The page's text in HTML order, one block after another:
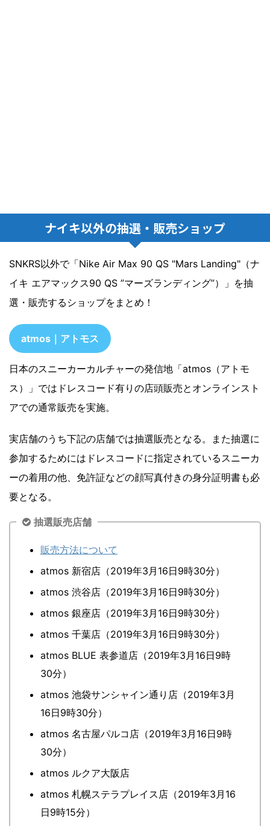
ナイキ以外の抽選・販売ショップ
SNKRS以外で「Nike Air Max 90 QS "Mars Landing"（ナ
イキ エアマックス90 QS ”マーズランディング”）」を抽
選・販売するショップをまとめ！
atmos｜アトモス
日本のスニーカーカルチャーの発信地「atmos（アトモ
ス）」ではドレスコード有りの店頭販売とオンラインスト
アでの通常販売を実施。
実店舗のうち下記の店舗では抽選販売となる。また抽選に
参加するためにはドレスコードに指定されているスニーカ
ーの着用の他、免許証などの顔写真付きの身分証明書も必
要となる。
抽選販売店舗
販売方法について
atmos 新宿店（2019年3月16日9時30分）
atmos 渋谷店（2019年3月16日9時30分）
atmos 銀座店（2019年3月16日9時30分）
atmos 千葉店（2019年3月16日9時30分）
atmos BLUE 表参道店（2019年3月16日9時
30分）
atmos 池袋サンシャイン通り店（2019年3月
16日9時30分）
atmos 名古屋パルコ店（2019年3月16日9時
30分）
atmos ルクア大阪店
atmos 札幌ステラプレイス店（2019年3月16
日9時15分）